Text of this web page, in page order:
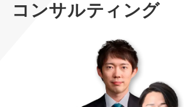
TOP
BPO支援
定額制営業代行『カリトルくん』
定額制採用代行・RPO『トルトルくん』
格安でAI導入支援『あいのりAI』
拡散付1日密着動画制作『まるごと社長』
コンサルティング